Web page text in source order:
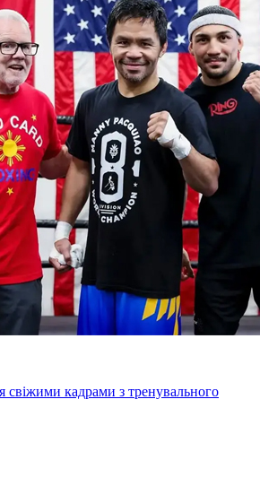
свіжими кадрами з тренувального